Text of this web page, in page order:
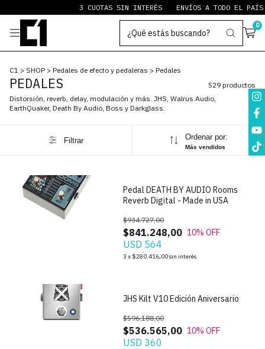
3 CUOTAS SIN INTERÉS ENVÍOS A TODO EL PAÍS PAYPAL
0
C1 > SHOP > Pedales de efecto y pedaleras > Pedales
PEDALES
529 productos
Distorsión, reverb, delay, modulación y más. JHS, Walrus Audio,
EarthQuaker, Death By Audio, Boss y Darkglass.
Filtrar Ordenar por:
Más vendidos
Pedal DEATH BY AUDIO Rooms
Reverb Digital - Made in USA
$841.248,00
$934.727,00
10% OFF
USD 564
3 x $280.416,00sin interés
JHS Kilt V10 Edición Aniversario
$536.565,00
$596.188,00
10% OFF
USD 360